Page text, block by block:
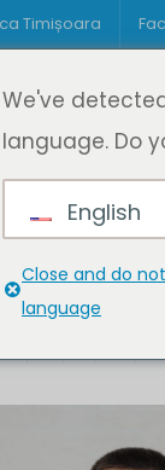
Timișoara
We've
language. Do
English
Close and do
language